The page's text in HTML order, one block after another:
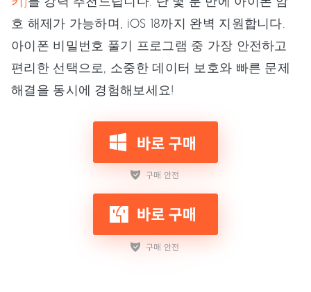
호 해제가 가능하며, iOS 18까지 완벽 지원합니다.
아이폰 비밀번호 풀기 프로그램 중 가장 안전하고
편리한 선택으로, 소중한 데이터 보호와 빠른 문제
해결을 동시에 경험해보세요!